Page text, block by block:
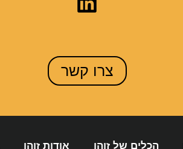
צרו קשר
הכלים של זוהו אודות זוהו